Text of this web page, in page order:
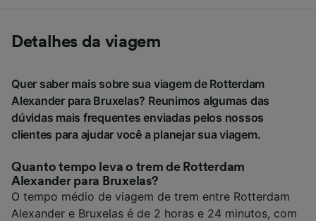
Detalhes da viagem
Quer saber mais sobre sua viagem de Rotterdam
Alexander para Bruxelas? Reunimos algumas das
dúvidas mais frequentes enviadas pelos nossos
clientes para ajudar você a planejar sua viagem.
Quanto tempo leva o trem de Rotterdam
Alexander para Bruxelas?
O tempo médio de viagem de trem entre Rotterdam
Alexander e Bruxelas é de 2 horas e 24 minutos, com